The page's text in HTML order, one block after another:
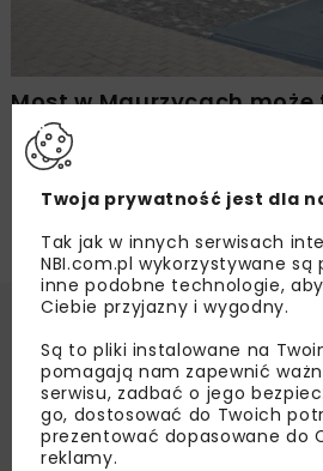
Most w Maurzycach
UNESCO
Twoja prywatność jest dla
Tak jak w innych serwisach
NBI.com.pl wykorzystywane są
inne podobne technologie,
Ciebie przyjazny i wygodny.
Są to pliki instalowane na
pomagają nam zapewnić
serwisu, zadbać o jego
go, dostosować do Twoich
prezentować dopasowane do
reklamy.